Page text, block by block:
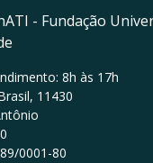
- Fundação
8h às 17h
11430
0001-80